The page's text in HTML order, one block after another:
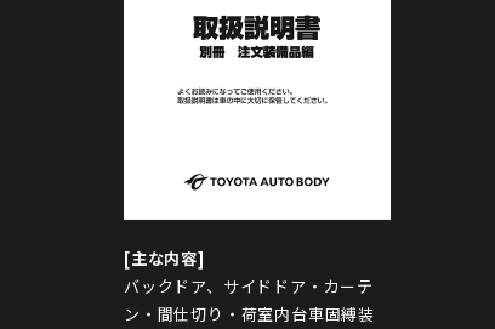
バックドア、サイドドア・カーテ
ン・間仕切り・荷室内台車固縛装